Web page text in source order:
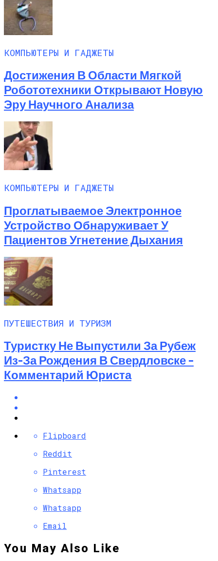
КОМПЬЮТЕРЫ И ГАДЖЕТЫ
Достижения В Области Мягкой
Робототехники Открывают Новую
Эру Научного Анализа
КОМПЬЮТЕРЫ И ГАДЖЕТЫ
Проглатываемое Электронное
Устройство Обнаруживает У
Пациентов Угнетение Дыхания
ПУТЕШЕСТВИЯ И ТУРИЗМ
Туристку Не Выпустили За Рубеж
Из-За Рождения В Свердловске –
Комментарий Юриста
Flipboard
Reddit
Pinterest
Whatsapp
Whatsapp
Email
You May Also Like